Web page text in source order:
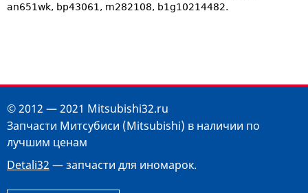
an651wk, bp43061, m282108, b1g10214482.
© 2012 — 2021 Mitsubishi32.ru
Запчасти Митсубиси (Mitsubishi) в наличии по
лучшим ценам
Detali32 — запчасти для иномарок.